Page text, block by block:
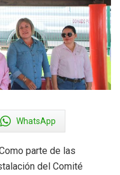
WhatsApp
parte de las
del Comité